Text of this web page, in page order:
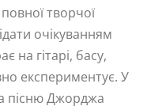
творчої
очікуванням
на гітарі, басу,
експериментує. У
пісню Джорджа